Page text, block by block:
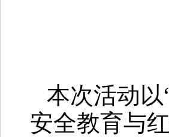
本次活动
安全教育与